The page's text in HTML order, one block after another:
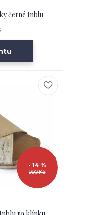
černé Inblu
990 Kč
- 14 %